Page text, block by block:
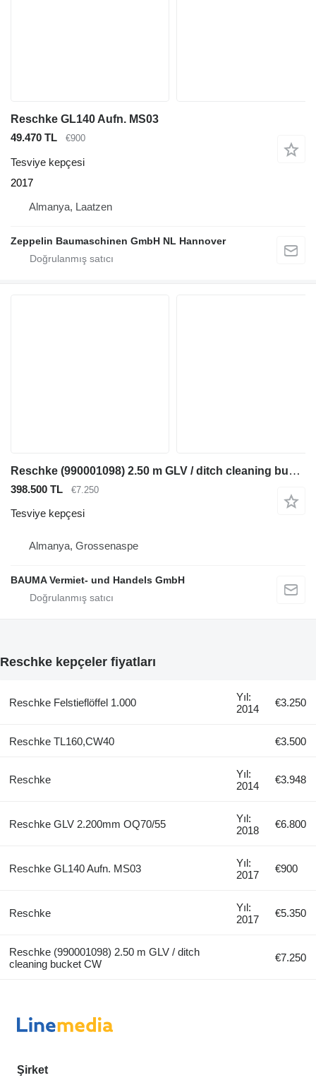
Reschke GL140 Aufn. MS03
49.470 TL
€900
Tesviye kepçesi
2017
Almanya, Laatzen
Zeppelin Baumaschinen GmbH NL Hannover
Reschke (990001098) 2.50 m GLV / ditch cleaning bucket CW
398.500 TL €7.250
Tesviye kepçesi
Almanya, Grossenaspe
BAUMA Vermiet- und Handels GmbH
Reschke kepçeler fiyatları
Reschke Felstieflöffel 1.000
Yıl:
2014
€3.250
Reschke TL160,CW40 €3.500
Reschke
Yıl:
2014
€3.948
Reschke GLV 2.200mm OQ70/55
Yıl:
2018
€6.800
Reschke GL140 Aufn. MS03
Yıl:
2017
€900
Reschke
Yıl:
2017
€5.350
Reschke (990001098) 2.50 m GLV / ditch
cleaning bucket CW
€7.250
Şirket